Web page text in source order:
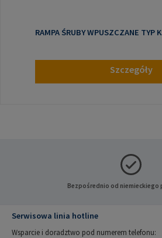
RAMPA ŚRUBY
Szczegóły
Bezpośrednio od niemieckiego
Serwisowa linia hotline
Wsparcie i doradztwo pod numerem telefonu: